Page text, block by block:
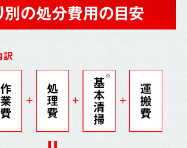
別の処分費用の目安
訳